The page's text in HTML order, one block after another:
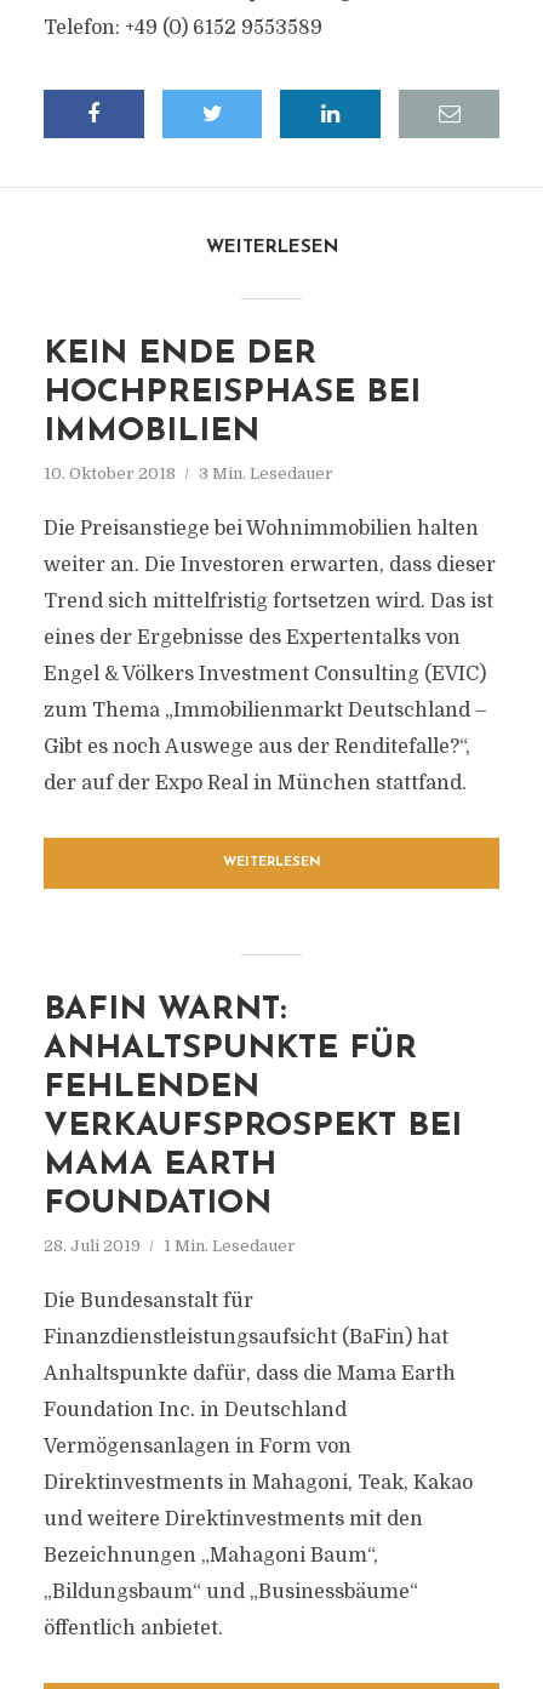
Telefon: +49 (0) 6152 9553589
WEITERLESEN
KEIN ENDE DER
HOCHPREISPHASE BEI
IMMOBILIEN
10. Oktober 2018 3 Min. Lesedauer
Die Preisanstiege bei Wohnimmobilien halten
weiter an. Die Investoren erwarten, dass dieser
Trend sich mittelfristig fortsetzen wird. Das ist
eines der Ergebnisse des Expertentalks von
Engel & Völkers Investment Consulting (EVIC)
zum Thema „Immobilienmarkt Deutschland –
Gibt es noch Auswege aus der Renditefalle?“,
der auf der Expo Real in München stattfand.
WEITERLESEN
BAFIN WARNT:
ANHALTSPUNKTE FÜR
FEHLENDEN
VERKAUFSPROSPEKT BEI
MAMA EARTH
FOUNDATION
28. Juli 2019 1 Min. Lesedauer
Die Bundesanstalt für
Finanzdienstleistungsaufsicht (BaFin) hat
Anhaltspunkte dafür, dass die Mama Earth
Foundation Inc. in Deutschland
Vermögensanlagen in Form von
Direktinvestments in Mahagoni, Teak, Kakao
und weitere Direktinvestments mit den
Bezeichnungen „Mahagoni Baum“,
„Bildungsbaum“ und „Businessbäume“
öffentlich anbietet.